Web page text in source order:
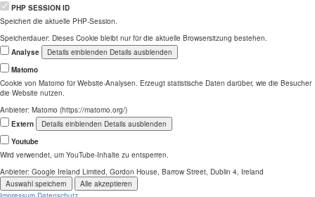
PHP SESSION ID
Speichert die aktuelle PHP-Session.
Speicherdauer: Dieses Cookie bleibt nur für die aktuelle Browsersitzung bestehen.
Analyse
Details einblenden Details ausblenden
Matomo
Cookie von Matomo für Website-Analysen. Erzeugt statistische Daten darüber, wie die Besucher
die Website nutzen.
Anbieter: Matomo (https://matomo.org/)
Extern
Details einblenden Details ausblenden
Youtube
Wird verwendet, um YouTube-Inhalte zu entsperren.
Anbieter: Google Ireland Limited, Gordon House, Barrow Street, Dublin 4, Ireland
Auswahl speichern
Alle akzeptieren